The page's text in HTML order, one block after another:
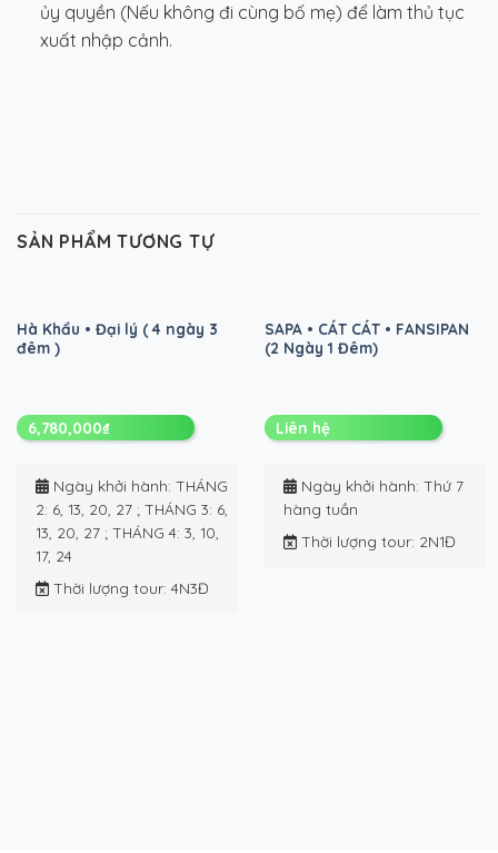
ủy quyền (Nếu không đi cùng bố mẹ) để làm thủ tục
xuất nhập cảnh.
SẢN PHẨM TƯƠNG TỰ
Hà Khẩu • Đại lý ( 4 ngày 3
đêm )
6,780,000₫
Ngày khởi hành: THÁNG
2: 6, 13, 20, 27 ; THÁNG 3: 6,
13, 20, 27 ; THÁNG 4: 3, 10,
17, 24
Thời lượng tour: 4N3Đ
SAPA • CÁT CÁT • FANSIPAN
(2 Ngày 1 Đêm)
Liên hệ
Ngày khởi hành: Thứ 7
hàng tuần
Thời lượng tour: 2N1Đ